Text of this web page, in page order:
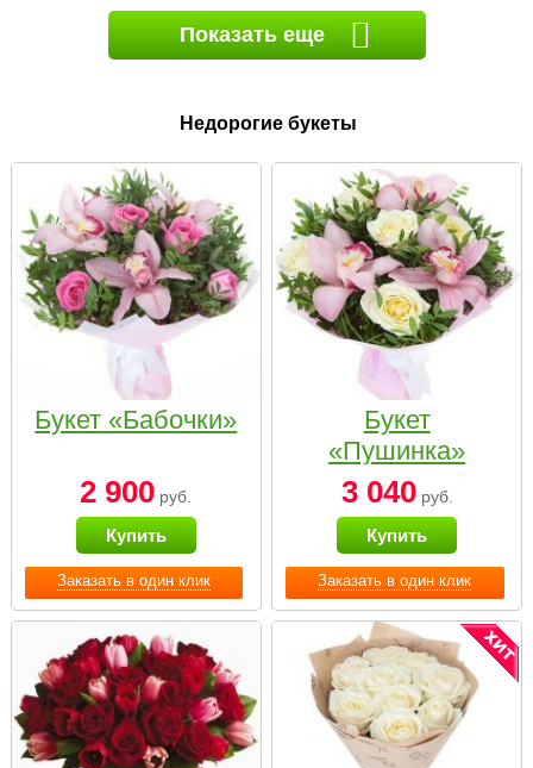
Показать еще
Недорогие букеты
Заказать в один клик
Букет «Бабочки»
2 900 руб.
Купить
Заказать в один клик
Букет
«Пушинка»
3 040руб.
Купить